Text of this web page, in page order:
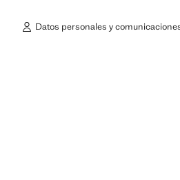
Datos personales y